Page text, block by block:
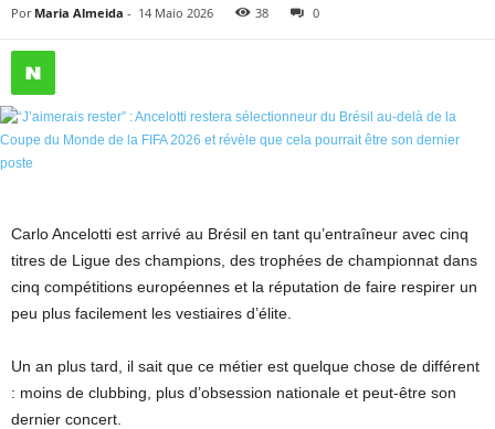
Por Maria Almeida - 14 Maio 2026 38 0
Carlo Ancelotti est arrivé au Brésil en tant qu’entraîneur avec cinq
titres de Ligue des champions, des trophées de championnat dans
cinq compétitions européennes et la réputation de faire respirer un
peu plus facilement les vestiaires d’élite.
Un an plus tard, il sait que ce métier est quelque chose de différent
: moins de clubbing, plus d’obsession nationale et peut-être son
dernier concert.